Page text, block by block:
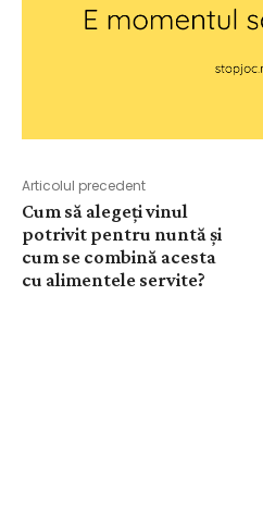
Articolul precedent
Cum să alegeți vinul
potrivit pentru nuntă și
cum se combină acesta
cu alimentele servite?